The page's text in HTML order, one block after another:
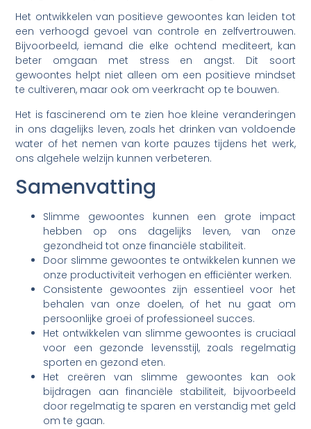
Het ontwikkelen van positieve gewoontes kan leiden tot
een verhoogd gevoel van controle en zelfvertrouwen.
Bijvoorbeeld, iemand die elke ochtend mediteert, kan
beter omgaan met stress en angst. Dit soort
gewoontes helpt niet alleen om een positieve mindset
te cultiveren, maar ook om veerkracht op te bouwen.
Het is fascinerend om te zien hoe kleine veranderingen
in ons dagelijks leven, zoals het drinken van voldoende
water of het nemen van korte pauzes tijdens het werk,
ons algehele welzijn kunnen verbeteren.
Samenvatting
Slimme gewoontes kunnen een grote impact
hebben op ons dagelijks leven, van onze
gezondheid tot onze financiële stabiliteit.
Door slimme gewoontes te ontwikkelen kunnen we
onze productiviteit verhogen en efficiënter werken.
Consistente gewoontes zijn essentieel voor het
behalen van onze doelen, of het nu gaat om
persoonlijke groei of professioneel succes.
Het ontwikkelen van slimme gewoontes is cruciaal
voor een gezonde levensstijl, zoals regelmatig
sporten en gezond eten.
Het creëren van slimme gewoontes kan ook
bijdragen aan financiële stabiliteit, bijvoorbeeld
door regelmatig te sparen en verstandig met geld
om te gaan.